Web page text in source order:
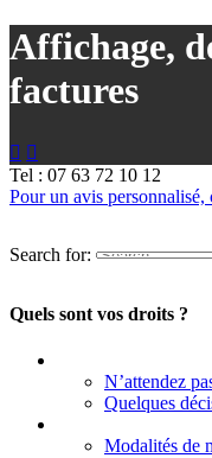
Affichage,
factures
 
Tel : 07 63 72 10 12
Pour un avis
Search for:
Quels sont vos droits ?
N’attendez
Quelques
Modalités de